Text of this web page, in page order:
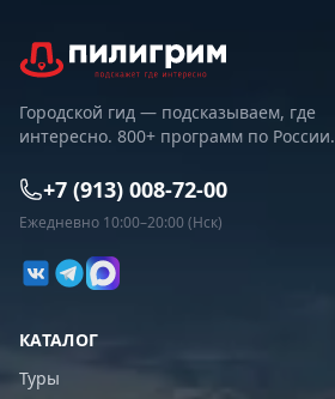
Городской гид — подсказываем, где
интересно. 800+ программ по России.
+7 (913) 008-72-00
Ежедневно 10:00–20:00 (Нск)
КАТАЛОГ
Туры